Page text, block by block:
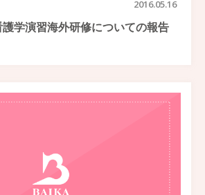
2016.05.16
学演習海外研修についての報告